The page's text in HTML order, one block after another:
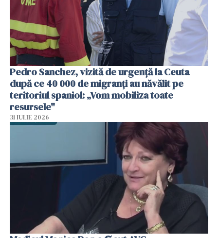
Pedro Sanchez, vizită de urgență la Ceuta
după ce 40 000 de migranți au năvălit pe
teritoriul spaniol: „Vom mobiliza toate
resursele"
31 IULIE 2026